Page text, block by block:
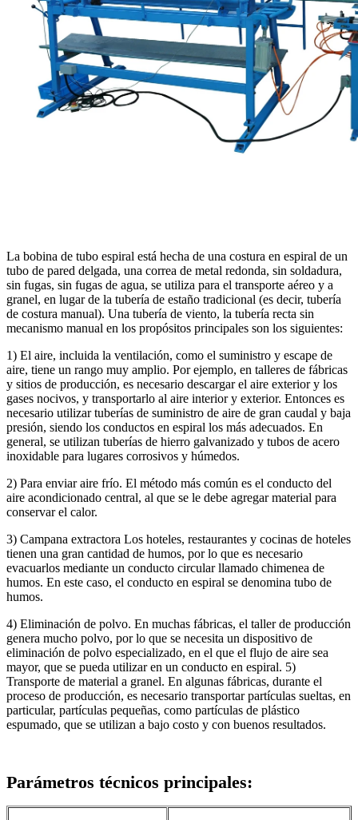
La bobina de tubo espiral está hecha de una costura en espiral de un
tubo de pared delgada, una correa de metal redonda, sin soldadura,
sin fugas, sin fugas de agua, se utiliza para el transporte aéreo y a
granel, en lugar de la tubería de estaño tradicional (es decir, tubería
de costura manual). Una tubería de viento, la tubería recta sin
mecanismo manual en los propósitos principales son los siguientes:
1) El aire, incluida la ventilación, como el suministro y escape de
aire, tiene un rango muy amplio. Por ejemplo, en talleres de fábricas
y sitios de producción, es necesario descargar el aire exterior y los
gases nocivos, y transportarlo al aire interior y exterior. Entonces es
necesario utilizar tuberías de suministro de aire de gran caudal y baja
presión, siendo los conductos en espiral los más adecuados. En
general, se utilizan tuberías de hierro galvanizado y tubos de acero
inoxidable para lugares corrosivos y húmedos.
2) Para enviar aire frío. El método más común es el conducto del
aire acondicionado central, al que se le debe agregar material para
conservar el calor.
3) Campana extractora Los hoteles, restaurantes y cocinas de hoteles
tienen una gran cantidad de humos, por lo que es necesario
evacuarlos mediante un conducto circular llamado chimenea de
humos. En este caso, el conducto en espiral se denomina tubo de
humos.
4) Eliminación de polvo. En muchas fábricas, el taller de producción
genera mucho polvo, por lo que se necesita un dispositivo de
eliminación de polvo especializado, en el que el flujo de aire sea
mayor, que se pueda utilizar en un conducto en espiral. 5)
Transporte de material a granel. En algunas fábricas, durante el
proceso de producción, es necesario transportar partículas sueltas, en
particular, partículas pequeñas, como partículas de plástico
espumado, que se utilizan a bajo costo y con buenos resultados.
Parámetros técnicos principales: